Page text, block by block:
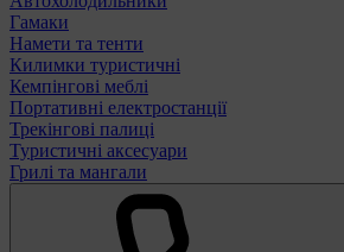
Гамаки
Намети та тенти
Килимки туристичні
Кемпінгові меблі
Портативні електростанції
Трекінгові палиці
Туристичні аксесуари
Грилі та мангали